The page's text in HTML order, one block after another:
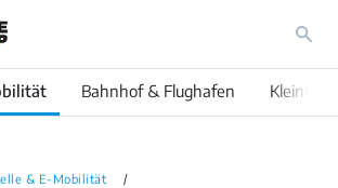
Bahnhof & Flughafen
& E-Mobilität